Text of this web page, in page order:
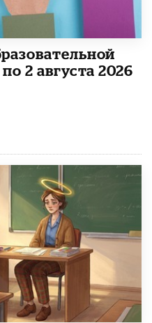
2 августа 2026